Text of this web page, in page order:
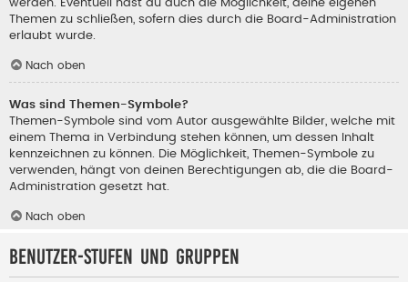
Themen zu schließen, sofern dies durch die Board-Administration
erlaubt wurde.
Nach oben
Was sind Themen-Symbole?
Themen-Symbole sind vom Autor ausgewählte Bilder, welche mit
einem Thema in Verbindung stehen können, um dessen Inhalt
kennzeichnen zu können. Die Möglichkeit, Themen-Symbole zu
verwenden, hängt von deinen Berechtigungen ab, die die Board-
Administration gesetzt hat.
Nach oben
Benutzer-Stufen und Gruppen